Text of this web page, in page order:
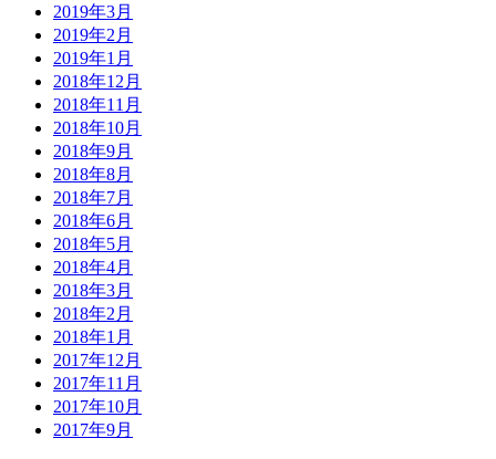
2019年3月
2019年2月
2019年1月
2018年12月
2018年11月
2018年10月
2018年9月
2018年8月
2018年7月
2018年6月
2018年5月
2018年4月
2018年3月
2018年2月
2018年1月
2017年12月
2017年11月
2017年10月
2017年9月